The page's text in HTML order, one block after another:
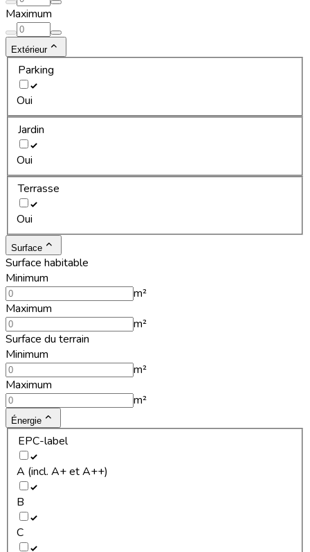
Maximum
Extérieur
Parking
Oui
Jardin
Oui
Terrasse
Oui
Surface
Surface habitable
Minimum
m²
Maximum
m²
Surface du terrain
Minimum
m²
Maximum
m²
Énergie
EPC-label
A (incl. A+ et A++)
B
C